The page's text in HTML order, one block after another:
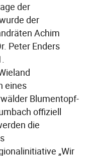
der
der
Achim
Peter Enders
eines
Blumentopf-
offiziell
die
„Wir